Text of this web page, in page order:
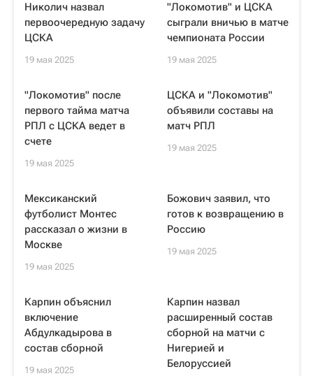
Николич назвал
первоочередную задачу
ЦСКА
19 мая 2025
"Локомотив" и ЦСКА
сыграли вничью в матче
чемпионата России
19 мая 2025
"Локомотив" после
первого тайма матча
РПЛ с ЦСКА ведет в
счете
19 мая 2025
ЦСКА и "Локомотив"
объявили составы на
матч РПЛ
19 мая 2025
Мексиканский
футболист Монтес
рассказал о жизни в
Москве
19 мая 2025
Божович заявил, что
готов к возвращению в
Россию
19 мая 2025
Карпин объяснил
включение
Абдулкадырова в
состав сборной
19 мая 2025
Карпин назвал
расширенный состав
сборной на матчи с
Нигерией и
Белоруссией